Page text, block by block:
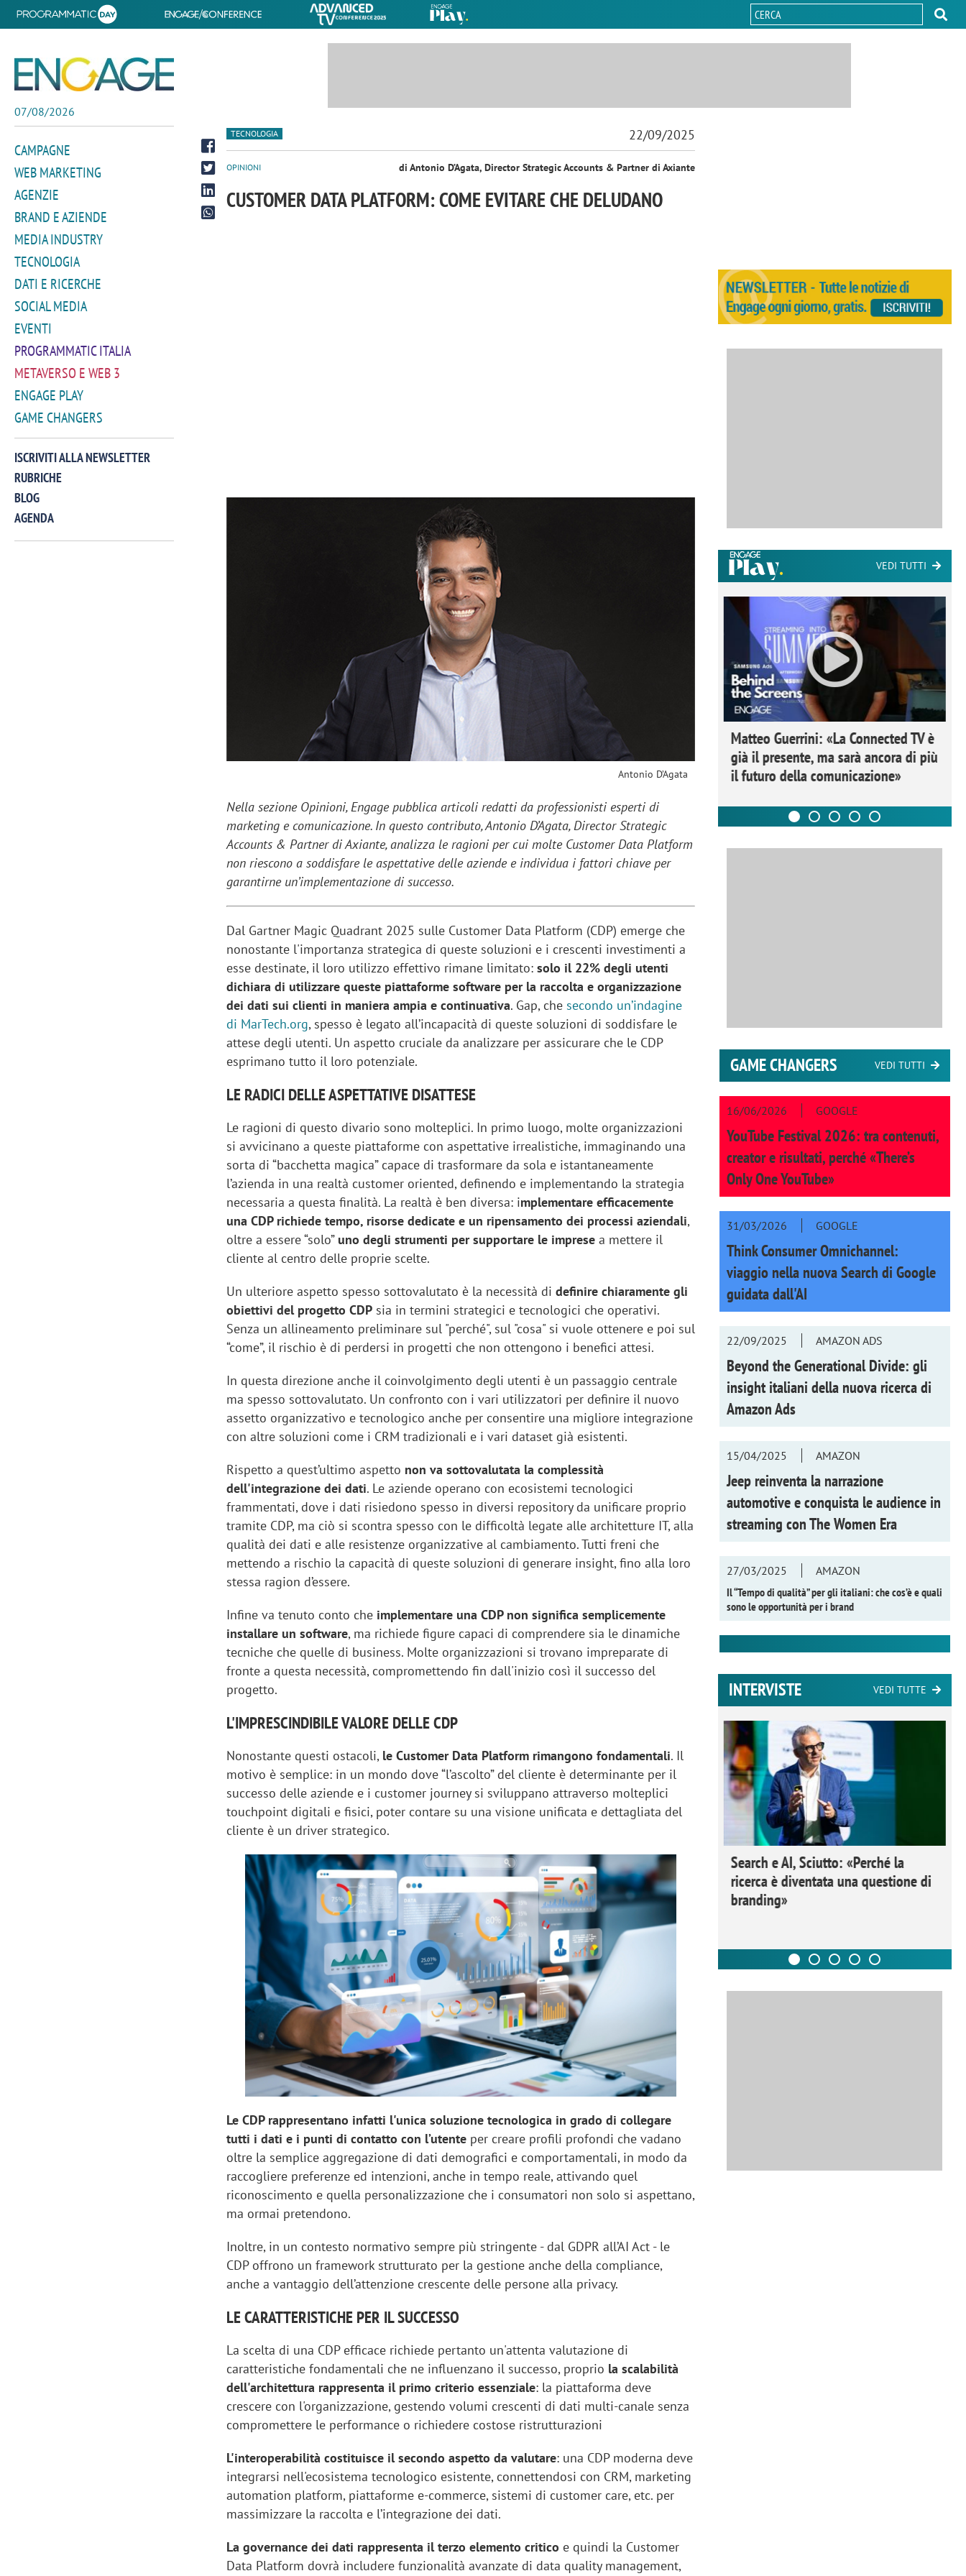
07/08/2026
CAMPAGNE
WEB MARKETING
AGENZIE
BRAND E AZIENDE
MEDIA INDUSTRY
TECNOLOGIA
DATI E RICERCHE
SOCIAL MEDIA
EVENTI
PROGRAMMATIC ITALIA
METAVERSO E WEB 3
ENGAGE PLAY
GAME CHANGERS
ISCRIVITI ALLA NEWSLETTER
RUBRICHE
BLOG
AGENDA
TECNOLOGIA 22/09/2025
OPINIONI di Antonio D’Agata, Director Strategic Accounts & Partner di Axiante
CUSTOMER DATA PLATFORM: COME EVITARE CHE DELUDANO
Antonio D’Agata
Nella sezione Opinioni, Engage pubblica articoli redatti da professionisti esperti di
marketing e comunicazione. In questo contributo, Antonio D’Agata, Director Strategic
Accounts & Partner di Axiante, analizza le ragioni per cui molte Customer Data Platform
non riescono a soddisfare le aspettative delle aziende e individua i fattori chiave per
garantirne un’implementazione di successo.
Dal Gartner Magic Quadrant 2025 sulle Customer Data Platform (CDP) emerge che
nonostante l'importanza strategica di queste soluzioni e i crescenti investimenti a
esse destinate, il loro utilizzo effettivo rimane limitato:solo il 22% degli utenti
dichiara di utilizzare queste piattaforme software per la raccolta e organizzazione
dei dati sui clienti in maniera ampia e continuativa. Gap, chesecondo un’indagine
di MarTech.org, spesso è legato all’incapacità di queste soluzioni di soddisfare le
attese degli utenti. Un aspetto cruciale da analizzare per assicurare che le CDP
esprimano tutto il loro potenziale.
LE RADICI DELLE ASPETTATIVE DISATTESE
Le ragioni di questo divario sono molteplici. In primo luogo, molte organizzazioni
si avvicinano a queste piattaforme con aspettative irrealistiche, immaginando una
sorta di “bacchetta magica” capace di trasformare da sola e istantaneamente
l’azienda in una realtà customer oriented, definendo e implementando la strategia
necessaria a questa finalità. La realtà è ben diversa: implementare efficacemente
una CDP richiede tempo, risorse dedicate e un ripensamento dei processi aziendali,
oltre a essere “solo” uno degli strumenti per supportare le impresea mettere il
cliente al centro delle proprie scelte.
Un ulteriore aspetto spesso sottovalutato è la necessità didefinire chiaramente gli
obiettivi del progetto CDP sia in termini strategici e tecnologici che operativi.
Senza un allineamento preliminare sul "perché", sul "cosa" si vuole ottenere e poi sul
“come”, il rischio è di perdersi in progetti che non ottengono i benefici attesi.
In questa direzione anche il coinvolgimento degli utenti è un passaggio centrale
ma spesso sottovalutato. Un confronto con i vari utilizzatori per definire il nuovo
assetto organizzativo e tecnologico anche per consentire una migliore integrazione
con altre soluzioni come i CRM tradizionali e i vari dataset già esistenti.
Rispetto a quest’ultimo aspetto non va sottovalutata la complessità
dell'integrazione dei dati. Le aziende operano con ecosistemi tecnologici
frammentati, dove i dati risiedono spesso in diversi repository da unificare proprio
tramite CDP, ma ciò si scontra spesso con le difficoltà legate alle architetture IT, alla
qualità dei dati e alle resistenze organizzative al cambiamento. Tutti freni che
mettendo a rischio la capacità di queste soluzioni di generare insight, fino alla loro
stessa ragion d’essere.
Infine va tenuto conto che implementare una CDP non significa semplicemente
installare un software, ma richiede figure capaci di comprendere sia le dinamiche
tecniche che quelle di business. Molte organizzazioni si trovano impreparate di
fronte a questa necessità, compromettendo fin dall'inizio così il successo del
progetto.
L'IMPRESCINDIBILE VALORE DELLE CDP
Nonostante questi ostacoli, le Customer Data Platform rimangono fondamentali. Il
motivo è semplice: in un mondo dove “l’ascolto” del cliente è determinante per il
successo delle aziende e i customer journey si sviluppano attraverso molteplici
touchpoint digitali e fisici, poter contare su una visione unificata e dettagliata del
cliente è un driver strategico.
Le CDP rappresentano infatti l'unica soluzione tecnologica in grado di collegare
tutti i dati e i punti di contatto con l’utente per creare profili profondi che vadano
oltre la semplice aggregazione di dati demografici e comportamentali, in modo da
raccogliere preferenze ed intenzioni, anche in tempo reale, attivando quel
riconoscimento e quella personalizzazione che i consumatori non solo si aspettano,
ma ormai pretendono.
Inoltre, in un contesto normativo sempre più stringente - dal GDPR all’AI Act - le
CDP offrono un framework strutturato per la gestione anche della compliance,
anche a vantaggio dell’attenzione crescente delle persone alla privacy.
LE CARATTERISTICHE PER IL SUCCESSO
La scelta di una CDP efficace richiede pertanto un'attenta valutazione di
caratteristiche fondamentali che ne influenzano il successo, proprio la scalabilità
dell'architettura rappresenta il primo criterio essenziale: la piattaforma deve
crescere con l'organizzazione, gestendo volumi crescenti di dati multi-canale senza
compromettere le performance o richiedere costose ristrutturazioni
L'interoperabilità costituisce il secondo aspetto da valutare: una CDP moderna deve
integrarsi nell'ecosistema tecnologico esistente, connettendosi con CRM, marketing
automation platform, piattaforme e-commerce, sistemi di customer care, etc. per
massimizzare la raccolta e l’integrazione dei dati.
La governance dei dati rappresenta il terzo elemento critico e quindi la Customer
Data Platform dovrà includere funzionalità avanzate di data quality management,
VEDI TUTTI
Perez, Samsung Ads: «L'Italia è un
mercato strategico e continuerà a
Networking agli eventi: come la
startup Kicè punta a eliminare lo
Matteo Guerrini: «La Connected TV è
già il presente, ma sarà ancora di più
il futuro della comunicazione»
GAME CHANGERS VEDI TUTTI
16/06/2026 GOOGLE
YouTube Festival 2026: tra contenuti,
creator e risultati, perché «There’s
Only One YouTube»
31/03/2026 GOOGLE
Think Consumer Omnichannel:
viaggio nella nuova Search di Google
guidata dall'AI
22/09/2025 AMAZON ADS
Beyond the Generational Divide: gli
insight italiani della nuova ricerca di
Amazon Ads
15/04/2025 AMAZON
Jeep reinventa la narrazione
automotive e conquista le audience in
streaming conThe Women Era
27/03/2025
AMAZON
Il “Tempo di qualità” per gli italiani: che cos’è e quali
sono le opportunità per i brand
INTERVISTE VEDI TUTTE
Emanuele Viora di Deloitte Digital:
«La creatività resta centrale, l’AI deve
amplificare il talento»
Ricerche di mercato. Neri, Ipsos
Doxa: «Non basta più descrivere i
fenomeni: bisogna comprenderli e
tradurli in azioni»
Search e AI, Sciutto: «Perché la
ricerca è diventata una questione di
branding»